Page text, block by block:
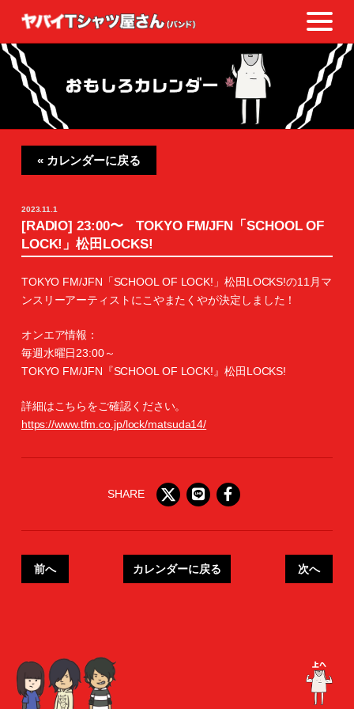
« カレンダーに戻る
2023.11.1
[RADIO] 23:00〜 TOKYO FM/JFN「SCHOOL OF
LOCK!」松田LOCKS!
TOKYO FM/JFN「SCHOOL OF LOCK!」松田LOCKS!の11月マ
ンスリーアーティストにこやまたくやが決定しました！
オンエア情報：
毎週水曜日23:00～
TOKYO FM/JFN『SCHOOL OF LOCK!』松田LOCKS!
詳細はこちらをご確認ください。
https://www.tfm.co.jp/lock/matsuda14/
SHARE
前へ カレンダーに戻る 次へ